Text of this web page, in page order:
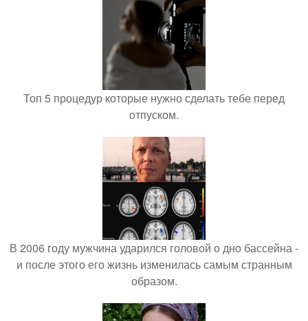
Топ 5 процедур которые нужно сделать тебе перед
отпуском.
В 2006 году мужчина ударился головой о дно бассейна -
и после этого его жизнь изменилась самым странным
образом.